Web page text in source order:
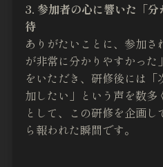
3. 参加者の心に響いた「
待
ありがたいことに、参加
が非常に分かりやすかっ
をいただき、研修後には
加したい」という声を数
として、この研修を企画
ら報われた瞬間です。